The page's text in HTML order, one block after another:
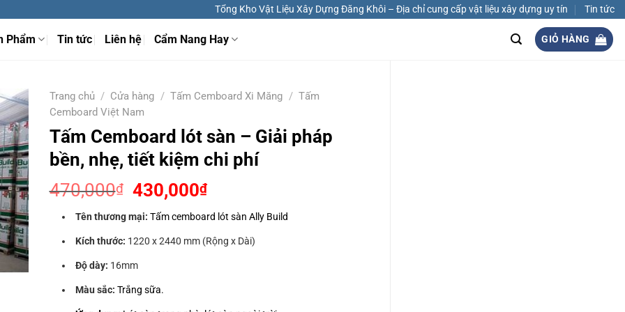
Tổng Kho Vật Liệu Xây Dựng Đăng Khôi – Địa chỉ cung cấp vật liệu xây dựng uy tín Tin tức
Phẩm Tin tức Liên hệ Cẩm Nang Hay GIỎ HÀNG
Trang chủ / Cửa hàng / Tấm Cemboard Xi Măng / Tấm
Cemboard Việt Nam
Tấm Cemboard lót sàn – Giải pháp
bền, nhẹ, tiết kiệm chi phí
470,000₫ Giá
gốc
là:
470,000₫.
430,000₫Giá
hiện
tại
là:
Tên thương mại: Tấm cemboard lót sàn Ally Build
Kích thước: 1220 x 2440 mm (Rộng x Dài)
Độ dày: 16mm
Màu sắc: Trắng sữa.